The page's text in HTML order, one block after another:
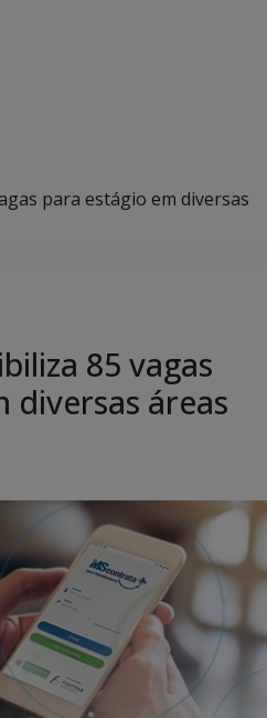
para estágio em diversas
85 vagas
diversas áreas